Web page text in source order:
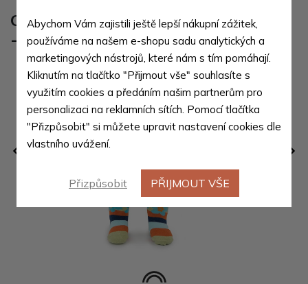
Oranžové dívčí punčocháče Mikael
- velikost - 68/74
Abychom Vám zajistili ještě lepší nákupní zážitek,
používáme na našem e-shopu sadu analytických a
marketingových nástrojů, které nám s tím pomáhají.
Kliknutím na tlačítko "Přijmout vše" souhlasíte s
využitím cookies a předáním našim partnerům pro
personalizaci na reklamních sítích. Pomocí tlačítka
"Přizpůsobit" si můžete upravit nastavení cookies dle
vlastního uvážení.
Přizpůsobit PŘIJMOUT VŠE